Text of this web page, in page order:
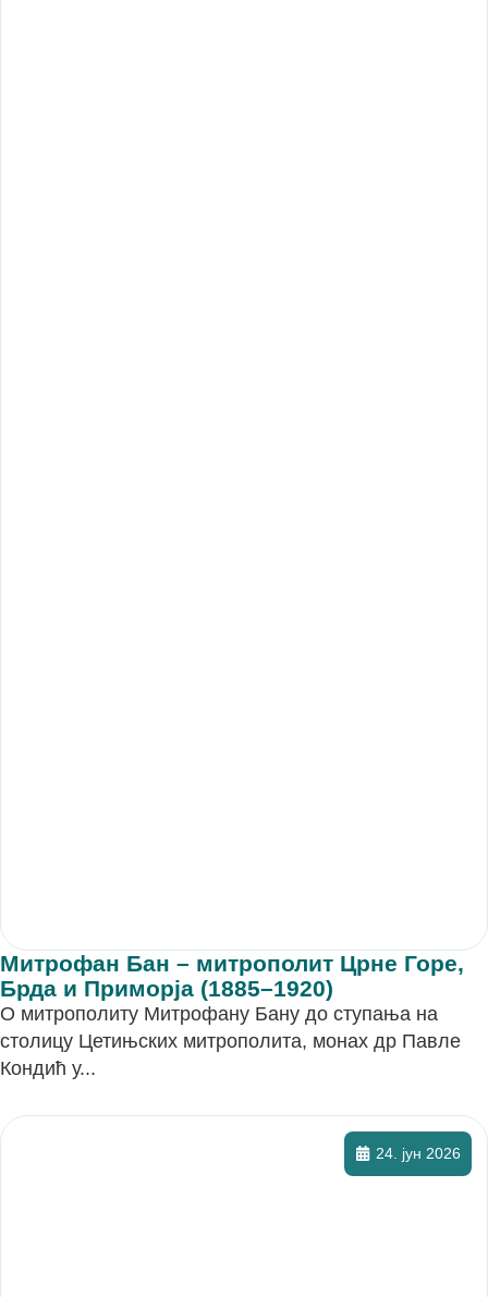
Митрофан Бан – митрополит Црне Горе,
Брда и Приморја (1885–1920)
О митрополиту Митрофану Бану до ступања на
столицу Цетињских митрополита, монах др Павле
Кондић у...
24. јун 2026